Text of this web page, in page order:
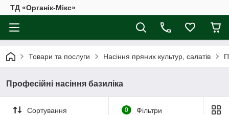
ТД «Органік-Мікс»
Товари та послуги Насіння пряних культур, салатів
Професійні насіння базиліка
Сортування 0 Фільтри